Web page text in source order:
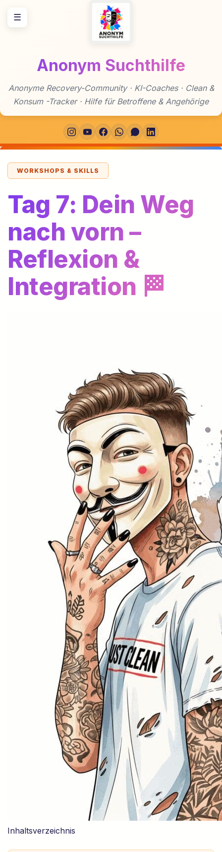
Inhalt
springen
Anonym Suchthilfe
Anonyme Recovery-Community · KI-Coaches · Clean &
Konsum -Tracker · Hilfe für Betroffene & Angehörige
WORKSHOPS & SKILLS
Tag 7: Dein Weg
nach vorn –
Reflexion &
Integration 🏁
Inhaltsverzeichnis
☰